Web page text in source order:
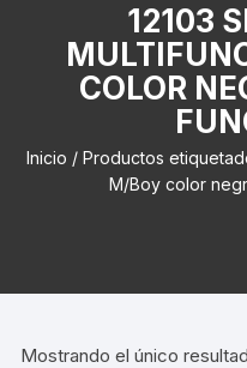
12103
COLOR
Inicio / Productos
M/Boy color
Mostrando el único